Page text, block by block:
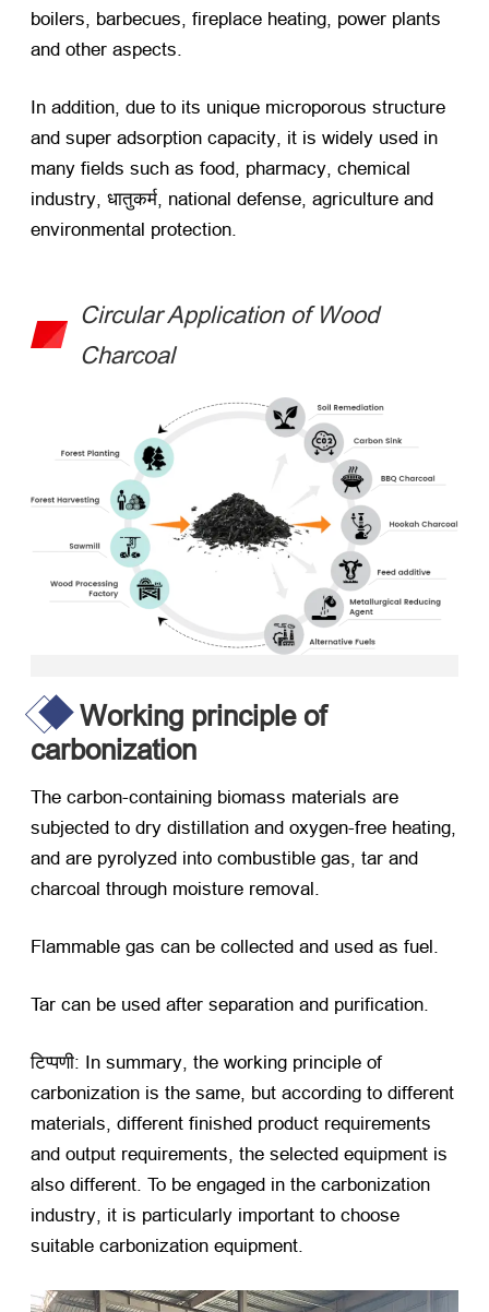
boilers
barbecues fireplace heating power plants
and other aspects
In addition, due to its unique microporous structure
and super adsorption capacity, it is widely used in
many fields such as food, pharmacy, chemical
industry, धातुकर्म, national defense, agriculture and
environmental protection.
Circular Application of Wood
Charcoal
Working principle of
carbonization
The carbon-containing biomass materials are
subjected to dry distillation and oxygen-free heating,
and are pyrolyzed into combustible gas, tar and
charcoal through moisture removal.
Flammable gas can be collected and used as fuel.
Tar can be used after separation and purification.
टिप्पणी: In summary, the working principle of
carbonization is the same, but according to different
materials, different finished product requirements
and output requirements, the selected equipment is
also different. To be engaged in the carbonization
industry, it is particularly important to choose
suitable carbonization equipment.